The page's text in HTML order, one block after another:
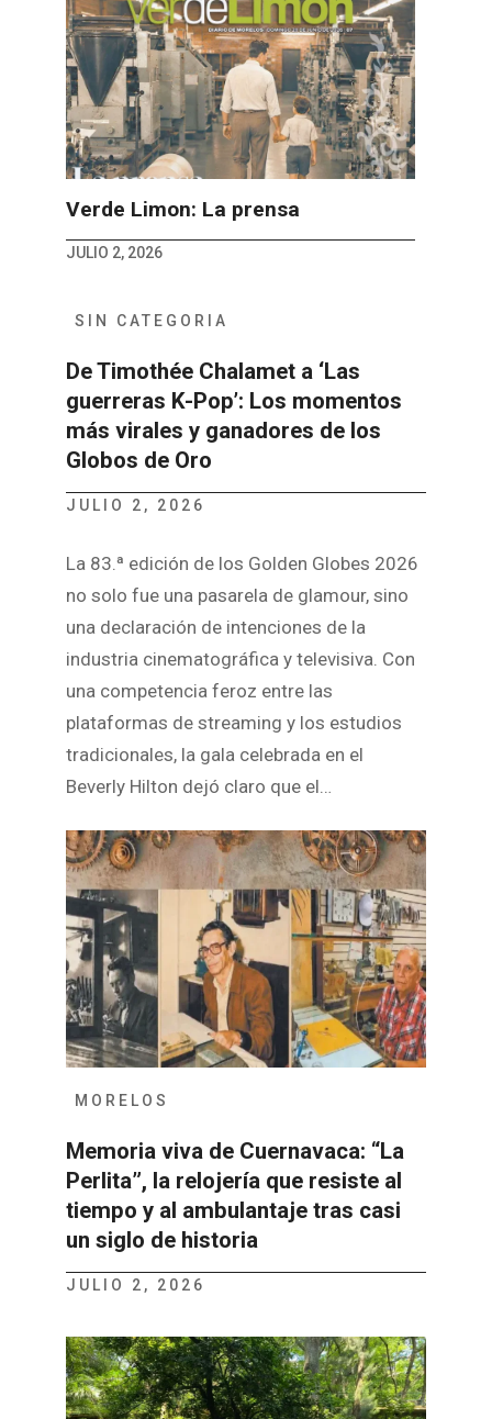
Verde Limon: La prensa
JULIO 2, 2026
SIN CATEGORIA
De Timothée Chalamet a ‘Las
guerreras K-Pop’: Los momentos
más virales y ganadores de los
Globos de Oro
JULIO 2, 2026
La 83.ª edición de los Golden Globes 2026
no solo fue una pasarela de glamour, sino
una declaración de intenciones de la
industria cinematográfica y televisiva. Con
una competencia feroz entre las
plataformas de streaming y los estudios
tradicionales, la gala celebrada en el
Beverly Hilton dejó claro que el…
MORELOS
Memoria viva de Cuernavaca: “La
Perlita”, la relojería que resiste al
tiempo y al ambulantaje tras casi
un siglo de historia
JULIO 2, 2026